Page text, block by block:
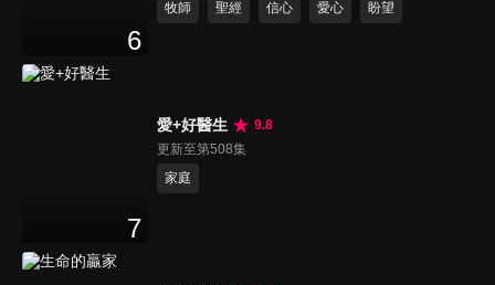
6
牧師 聖經 信心 愛心 盼望
7
愛+好醫生
9.8
更新至第508集
家庭